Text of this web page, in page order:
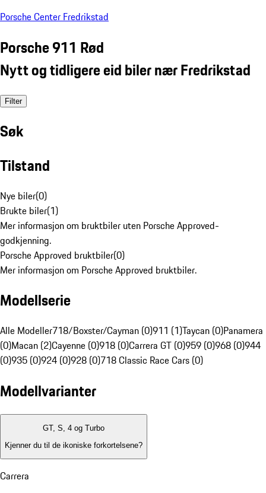
Porsche Center Fredrikstad
Porsche 911 Rød
Nytt og tidligere eid biler nær Fredrikstad
Filter
Søk
Tilstand
Nye biler(0)
Brukte biler(1)
Mer informasjon om bruktbiler uten Porsche Approved-
godkjenning.
Porsche Approved bruktbiler(0)
Mer informasjon om Porsche Approved bruktbiler.
Modellserie
Alle Modeller718/Boxster/Cayman (0)911 (1)Taycan (0)Panamera
(0)Macan (2)Cayenne (0)918 (0)Carrera GT (0)959 (0)968 (0)944
(0)935 (0)924 (0)928 (0)718 Classic Race Cars (0)
Modellvarianter
GT, S, 4 og Turbo
Kjenner du til de ikoniske forkortelsene?
Carrera